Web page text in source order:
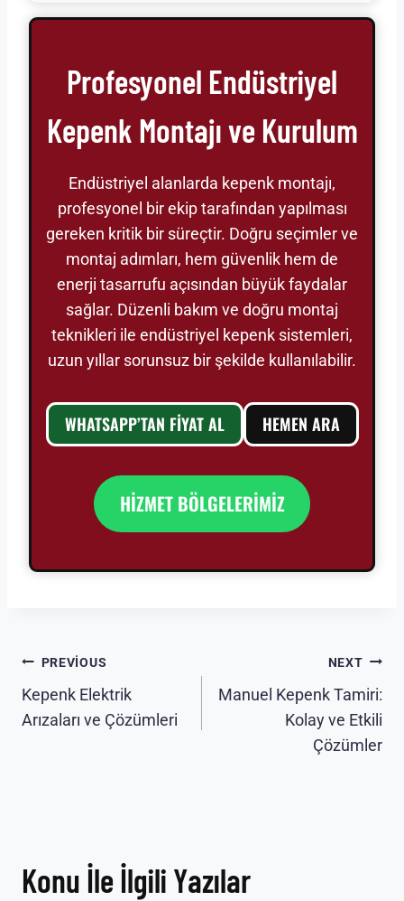
Profesyonel Endüstriyel
Kepenk Montajı ve Kurulum
Endüstriyel alanlarda kepenk montajı,
profesyonel bir ekip tarafından yapılması
gereken kritik bir süreçtir. Doğru seçimler ve
montaj adımları, hem güvenlik hem de
enerji tasarrufu açısından büyük faydalar
sağlar. Düzenli bakım ve doğru montaj
teknikleri ile endüstriyel kepenk sistemleri,
uzun yıllar sorunsuz bir şekilde kullanılabilir.
WHATSAPP’TAN FİYAT AL HEMEN ARA
HİZMET BÖLGELERİMİZ
Yazı
gezinmesi
PREVIOUS
Kepenk Elektrik
Arızaları ve Çözümleri
NEXT
Manuel Kepenk Tamiri:
Kolay ve Etkili
Çözümler
Konu İle İlgili Yazılar